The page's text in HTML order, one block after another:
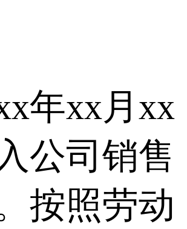
年xx月xx
公司销售
按照劳动